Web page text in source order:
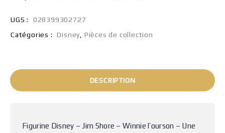
UGS :
028399302727
Catégories :
Disney Pièces de collection
DESCRIPTION
Figurine Disney – Jim Shore – Winnie l’ourson – Une